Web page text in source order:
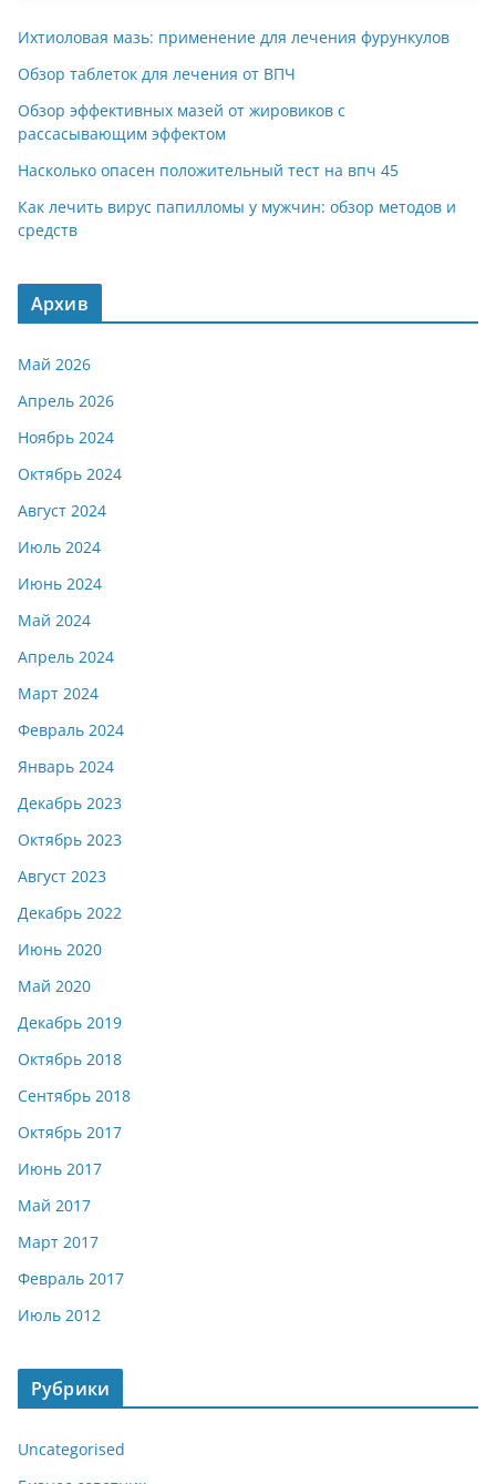
Ихтиоловая мазь: применение для лечения фурункулов
Обзор таблеток для лечения от ВПЧ
Обзор эффективных мазей от жировиков с
рассасывающим эффектом
Насколько опасен положительный тест на впч 45
Как лечить вирус папилломы у мужчин: обзор методов и
средств
Архив
Май 2026
Апрель 2026
Ноябрь 2024
Октябрь 2024
Август 2024
Июль 2024
Июнь 2024
Май 2024
Апрель 2024
Март 2024
Февраль 2024
Январь 2024
Декабрь 2023
Октябрь 2023
Август 2023
Декабрь 2022
Июнь 2020
Май 2020
Декабрь 2019
Октябрь 2018
Сентябрь 2018
Октябрь 2017
Июнь 2017
Май 2017
Март 2017
Февраль 2017
Июль 2012
Рубрики
Uncategorised